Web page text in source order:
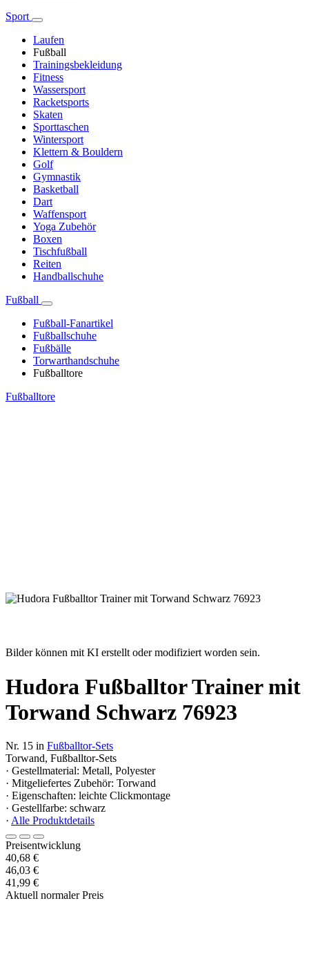
Sport
Laufen
Fußball
Trainingsbekleidung
Fitness
Wassersport
Racketsports
Skaten
Sporttaschen
Wintersport
Klettern & Bouldern
Golf
Gymnastik
Basketball
Dart
Waffensport
Yoga Zubehör
Boxen
Tischfußball
Reiten
Handballschuhe
Fußball
Fußball-Fanartikel
Fußballschuhe
Fußbälle
Torwarthandschuhe
Fußballtore
Fußballtore
Bilder können mit KI erstellt oder modifiziert worden sein.
Hudora Fußballtor Trainer mit
Torwand Schwarz 76923
Nr. 15 in Fußballtor-Sets
Torwand, Fußballtor-Sets
· Gestellmaterial: Metall, Polyester
· Mitgeliefertes Zubehör: Torwand
· Eigenschaften: leichte Clickmontage
· Gestellfarbe: schwarz
· Alle Produktdetails
Preisentwicklung
40,68 €
46,03 €
41,99 €
Aktuell normaler Preis